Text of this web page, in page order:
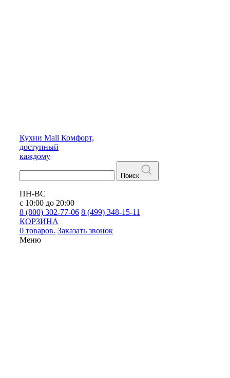
Кухни Mall Комфорт,
доступный
каждому
Поиск
ПН-ВС
с 10:00 до 20:00
8 (800) 302-77-06 8 (499) 348-15-11
КОРЗИНА
0 товаров. Заказать звонок
Меню